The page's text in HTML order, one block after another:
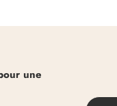
une